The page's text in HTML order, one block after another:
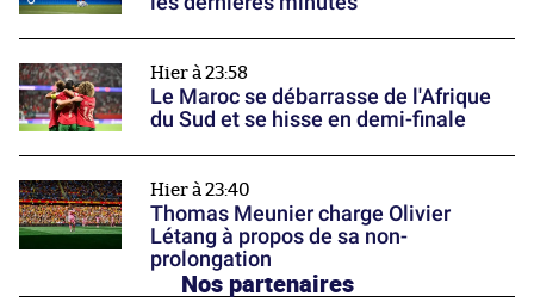
Hier à 23:58
Le Maroc se débarrasse de l'Afrique
du Sud et se hisse en demi-finale
Hier à 23:40
Thomas Meunier charge Olivier
Létang à propos de sa non-
prolongation
Nos partenaires